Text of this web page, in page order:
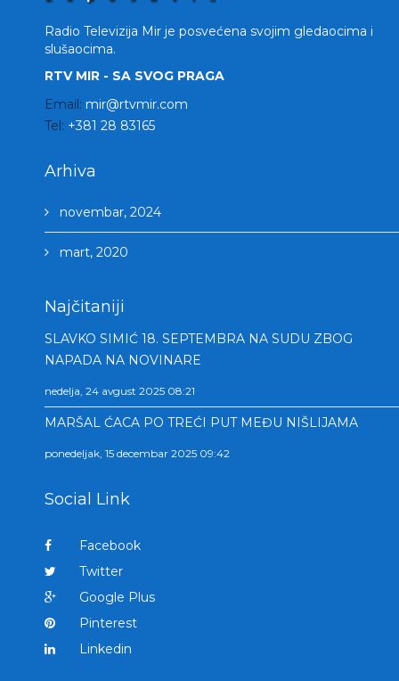
Radio Televizija Mir je posvećena svojim gledaocima i
slušaocima.
RTV MIR - SA SVOG PRAGA
Email: mir@rtvmir.com
Tel: +381 28 83165
Arhiva
novembar, 2024
mart, 2020
Najčitaniji
SLAVKO SIMIĆ 18. SEPTEMBRA NA SUDU ZBOG
NAPADA NA NOVINARE
nedelja, 24 avgust 2025 08:21
MARŠAL ĆACA PO TREĆI PUT MEĐU NIŠLIJAMA
ponedeljak, 15 decembar 2025 09:42
Social Link
Facebook
Twitter
Google Plus
Pinterest
Linkedin